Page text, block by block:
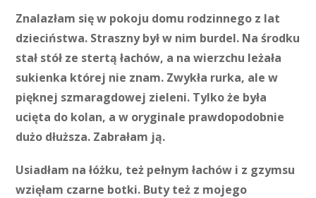
Znalazłam się w pokoju domu rodzinnego z lat
dzieciństwa. Straszny był w nim burdel. Na środku
stał stół ze stertą łachów, a na wierzchu leżała
sukienka której nie znam. Zwykła rurka, ale w
pięknej szmaragdowej zieleni. Tylko że była
ucięta do kolan, a w oryginale prawdopodobnie
dużo dłuższa. Zabrałam ją.
Usiadłam na łóżku, też pełnym łachów i z gzymsu
wzięłam czarne botki. Buty też z mojego